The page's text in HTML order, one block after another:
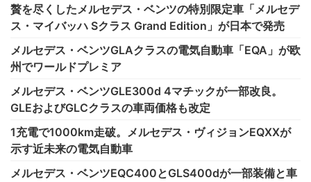
贅を尽くしたメルセデス・ベンツの特別限定車「メルセデ
ス・マイバッハ Sクラス Grand Edition」が日本で発売
メルセデス・ベンツGLAクラスの電気自動車「EQA」が欧
州でワールドプレミア
メルセデス・ベンツGLE300d 4マチックが一部改良。
GLEおよびGLCクラスの車両価格も改定
1充電で1000km走破。メルセデス・ヴィジョンEQXXが
示す近未来の電気自動車
メルセデス・ベンツEQC400とGLS400dが一部装備と車